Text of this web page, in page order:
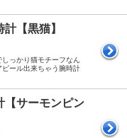
【黒猫】
っかり猫モチーフなん
ール出来ちゃう腕時計
【サーモンピン